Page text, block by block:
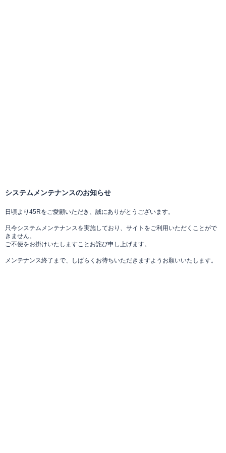
システムメンテナンスのお知らせ
日頃より45Rをご愛顧いただき、誠にありがとうございます。
只今システムメンテナンスを実施しており、サイトをご利用いただくことがで
きません。
ご不便をお掛けいたしますことお詫び申し上げます。
メンテナンス終了まで、しばらくお待ちいただきますようお願いいたします。